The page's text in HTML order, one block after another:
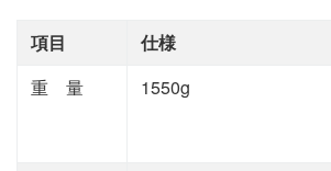
項目 仕様
重 量
1550g